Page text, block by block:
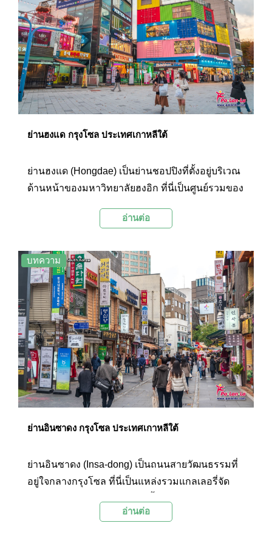
ล็อตเต้เวิลด์ที่มีไฮไลท์เป็นอุโมงค์ทะเลขนาดใหญ่ ซึ่ง
สถานที่ในโครงการล็อตเต้เวิลด์ทั้งหมดนี้สามารถ
เดินเชื่อมต่อถึงกันได้อย่างสะดวกสบาย ที่นี่จึงเป็น
สถานที่ท่องเที่ยวที่ได้รับความนิยมเป็นอย่างมาก
เพราะให้ความเพลิดเพลินได้ทั้งครอบครัว
ย่านฮงแด กรุงโซล ประเทศเกาหลีใต้
ย่านฮงแด (Hongdae) เป็นย่านชอปปิงที่ตั้งอยู่บริเวณ
ด้านหน้าของมหาวิทยาลัยฮงอิก ที่นี่เป็นศูนย์รวมของ
ที่มีเอกลักษณ์ เช่น คาเฟ่ ร้านอาหาร ร้านค้าจำหน่าย
งานสตรีทอาร์ตบริเวณกำแพงเรียงรายอยู่เป็นระยะ
โดยย่านนี้จะคึกคักตั้งแต่ช่วงบ่ายไปถึงค่ำ นอกจากนี้
ทุกวันเสาร์และอาทิตย์จะมีตลาดนัดที่จำหน่ายสินค้า
ต่างๆ รวมถึงมีกิจกรรมการแสดงต่างๆ ของเหล่าวัย
รุ่นอีกด้วย
อ่านต่อ
บทความ
ย่านอินซาดง กรุงโซล ประเทศเกาหลีใต้
ย่านอินซาดง (Insa-dong) เป็นถนนสายวัฒนธรรมที่
อยู่ใจกลางกรุงโซล ที่นี่เป็นแหล่งรวมแกลเลอรี่จัด
ทั้งยังเป็นแหล่งซื้อขายวัตถุโบราณและผลงานศิลปะ
อ่านต่อ